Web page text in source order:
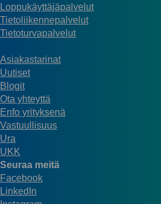
Loppukäyttäjäpalvelut
Tietoliikennepalvelut
Tietoturvapalvelut
Asiakastarinat
Uutiset
Blogit
Ota yhteyttä
Enfo yrityksenä
Vastuullisuus
Ura
UKK
Seuraa meitä
Facebook
LinkedIn